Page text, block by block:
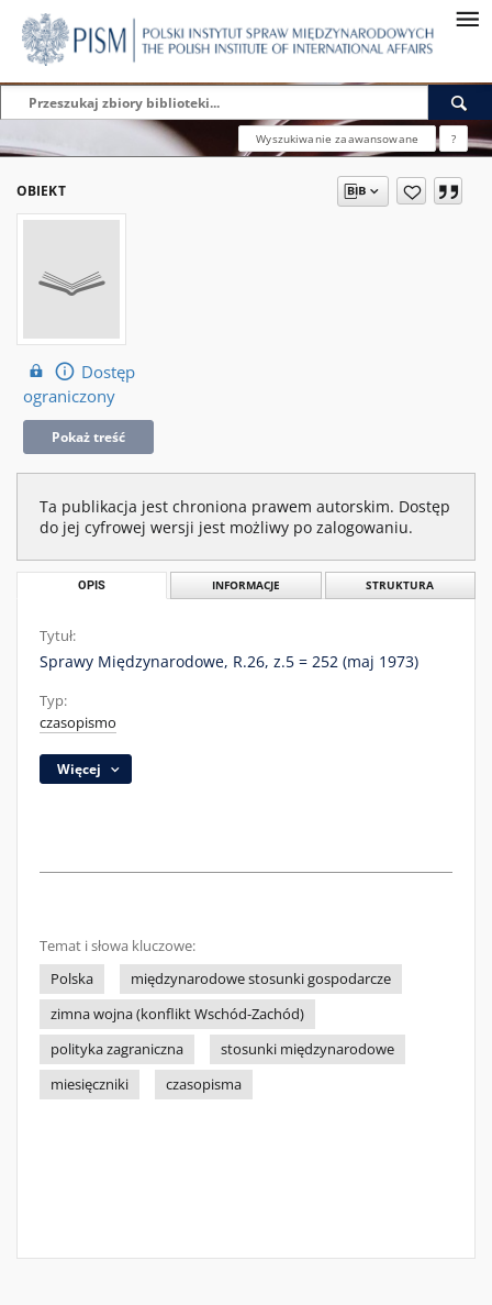
Wyszukiwanie zaawansowane ?
OBIEKT
Dostęp
ograniczony
Pokaż treść
Ta publikacja jest chroniona prawem autorskim. Dostęp
do jej cyfrowej wersji jest możliwy po zalogowaniu.
OPIS INFORMACJE STRUKTURA
Tytuł:
Sprawy Międzynarodowe, R.26, z.5 = 252 (maj 1973)
Typ:
czasopismo
Więcej
Temat i słowa kluczowe:
Polska
międzynarodowe stosunki gospodarcze
zimna wojna (konflikt Wschód-Zachód)
polityka zagraniczna
stosunki międzynarodowe
miesięczniki
czasopisma